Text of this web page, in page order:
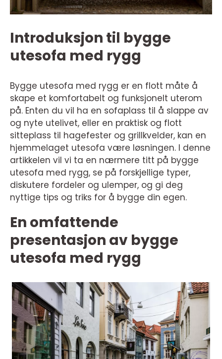
Introduksjon til bygge
utesofa med rygg
Bygge utesofa med rygg er en flott måte å
skape et komfortabelt og funksjonelt uterom
på. Enten du vil ha en sofaplass til å slappe av
og nyte utelivet, eller en praktisk og flott
sitteplass til hagefester og grillkvelder, kan en
hjemmelaget utesofa være løsningen. I denne
artikkelen vil vi ta en nærmere titt på bygge
utesofa med rygg, se på forskjellige typer,
diskutere fordeler og ulemper, og gi deg
nyttige tips og triks for å bygge din egen.
En omfattende
presentasjon av bygge
utesofa med rygg